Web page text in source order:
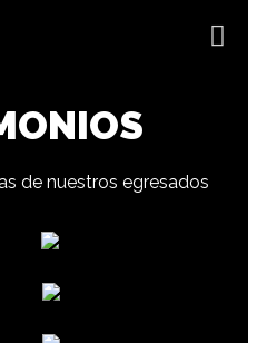
de nuestros egresados